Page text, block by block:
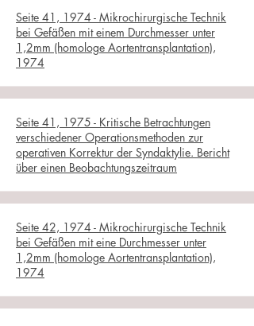
Seite 41, 1974 - Mikrochirurgische Technik
bei Gefäßen mit einem Durchmesser unter
1,2mm (homologe Aortentransplantation),
1974
Seite 41, 1975 - Kritische Betrachtungen
verschiedener Operationsmethoden zur
operativen Korrektur der Syndaktylie. Bericht
über einen Beobachtungszeitraum
Seite 42, 1974 - Mikrochirurgische Technik
bei Gefäßen mit eine Durchmesser unter
1,2mm (homologe Aortentransplantation),
1974